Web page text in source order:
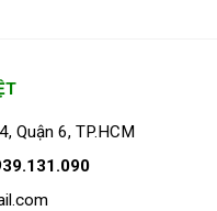
Quận 6, TP.HCM